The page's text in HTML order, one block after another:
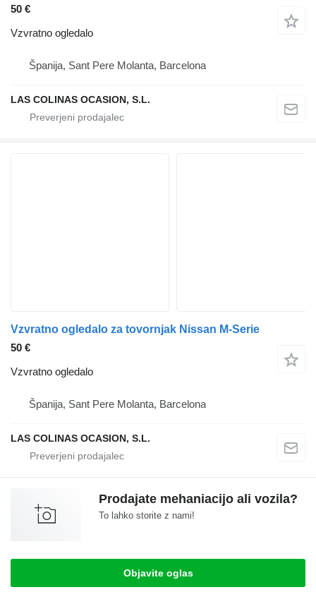
50 €
Vzvratno ogledalo
Španija, Sant Pere Molanta, Barcelona
LAS COLINAS OCASION, S.L.
Vzvratno ogledalo za tovornjak Nissan M-Serie
50 €
Vzvratno ogledalo
Španija, Sant Pere Molanta, Barcelona
LAS COLINAS OCASION, S.L.
Prodajate mehaniacijo ali vozila?
To lahko storite z nami!
Objavite oglas